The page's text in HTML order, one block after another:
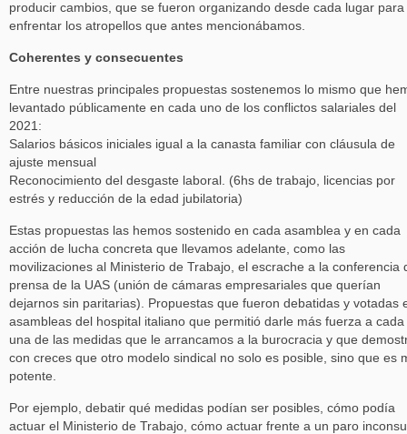
producir cambios, que se fueron organizando desde cada lugar para
enfrentar los atropellos que antes mencionábamos.
Coherentes y consecuentes
Entre nuestras principales propuestas sostenemos lo mismo que
levantado públicamente en cada uno de los conflictos salariales del
2021:
Salarios básicos iniciales igual a la canasta familiar con cláusula de
ajuste mensual
Reconocimiento del desgaste laboral. (6hs de trabajo, licencias por
estrés y reducción de la edad jubilatoria)
Estas propuestas las hemos sostenido en cada asamblea y en cada
acción de lucha concreta que llevamos adelante, como las
movilizaciones al Ministerio de Trabajo, el escrache a la conferencia
prensa de la UAS (unión de cámaras empresariales que querían
dejarnos sin paritarias). Propuestas que fueron debatidas y votadas
asambleas del hospital italiano que permitió darle más fuerza a cada
una de las medidas que le arrancamos a la burocracia y que
con creces que otro modelo sindical no solo es posible, sino que es
potente.
Por ejemplo, debatir qué medidas podían ser posibles, cómo podía
actuar el Ministerio de Trabajo, cómo actuar frente a un paro